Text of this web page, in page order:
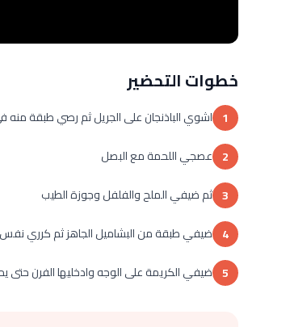
خطوات التحضير
1 اشوي الباذنجان على الجريل ثم رصي طبقة منه
2 عصجي اللحمة مع البصل
3 ثم ضيفي الملح والفلفل وجوزة الطيب
4 ضيفي طبقة من البشاميل الجاهز ثم كرري نفس
5 ضيفي الكريمة على الوجه وادخليها الفرن حتى